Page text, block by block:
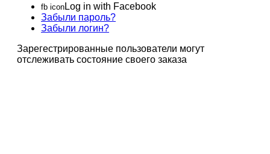
fb icon Log in with Facebook
Забыли пароль?
Забыли логин?
Зарегестрированные пользователи могут
отслеживать состояние своего заказа